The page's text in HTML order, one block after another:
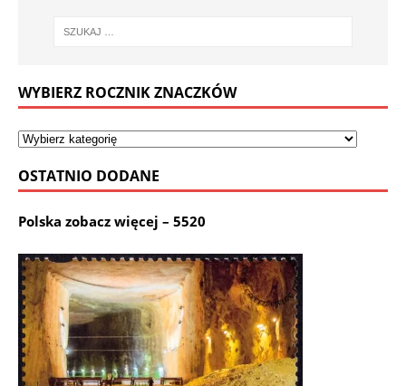
WYBIERZ ROCZNIK ZNACZKÓW
OSTATNIO DODANE
Polska zobacz więcej – 5520